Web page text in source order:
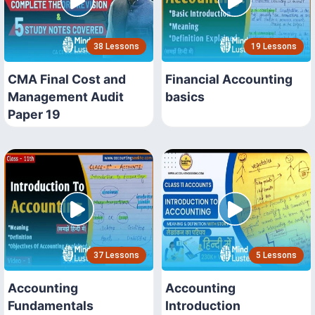
38 Lessons
CMA Final Cost and
Management Audit
Paper 19
19 Lessons
Financial Accounting
basics
37 Lessons
Accounting
Fundamentals
5 Lessons
Accounting
Introduction